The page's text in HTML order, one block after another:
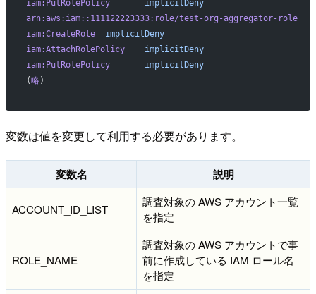
iam:PutRolePolicy
       implicitDeny
arn:aws:iam::111122223333:role/test-org-aggregator-role
iam:CreateRole
  implicitDeny
iam:AttachRolePolicy
    implicitDeny
iam:PutRolePolicy
       implicitDeny
(略)
変数は値を変更して利用する必要があります。
変数名 説明
ACCOUNT_ID_LIST
調査対象の AWS アカウント一覧
を指定
ROLE_NAME
調査対象の AWS アカウントで事
前に作成している IAM ロール名
を指定